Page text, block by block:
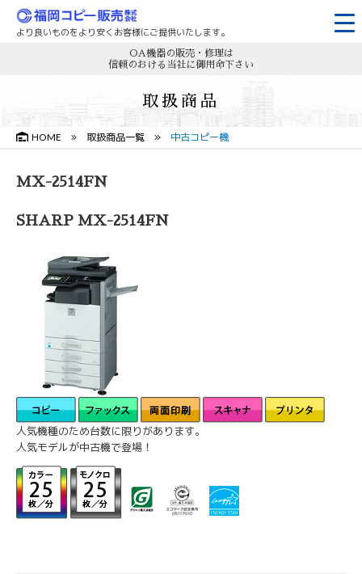
より良いものをより安くお客様にご提供いたします。
OA機器の販売・修理は
信頼のおける当社に御用命下さい
取扱商品
HOME 取扱商品一覧 中古コピー機
MX-2514FN
SHARP MX-2514FN
人気機種のため台数に限りがあります。
人気モデルが中古機で登場！